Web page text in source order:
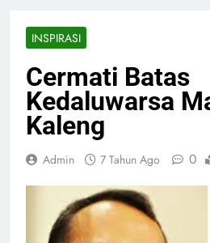
INSPIRASI
Cermati Batas
Kedaluwarsa
Kaleng
Admin 7 Tahun Ago 0